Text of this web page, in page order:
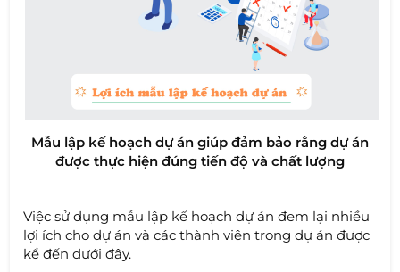
Mẫu lập kế hoạch dự án giúp đảm bảo rằng dự án
được thực hiện đúng tiến độ và chất lượng
Việc sử dụng mẫu lập kế hoạch dự án đem lại nhiều
lợi ích cho dự án và các thành viên trong dự án được
kể đến dưới đây.